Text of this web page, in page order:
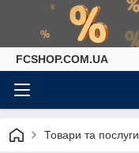
FCSHOP.COM.UA
Товари та послуги